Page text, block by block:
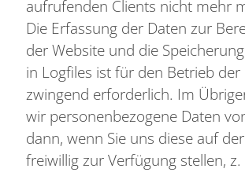
aufrufenden Clients nicht mehr
Die Erfassung der Daten zur
der Website und die
in Logfiles ist für den Betrieb
zwingend erforderlich. Im
wir personenbezogene Daten
dann, wenn Sie uns diese auf
freiwillig zur Verfügung stellen, z.